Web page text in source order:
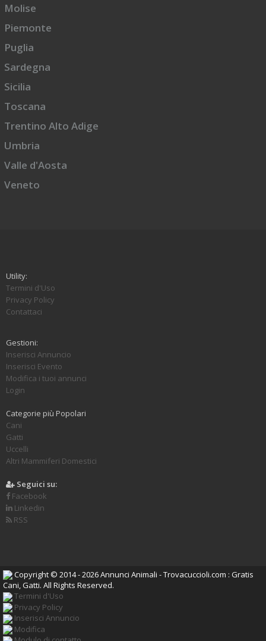
Molise
Piemonte
Puglia
Sardegna
Sicilia
Toscana
Trentino Alto Adige
Umbria
Valle d'Aosta
Veneto
Utility:
Termini d'Uso
Privacy Policy
Contattaci
Gestioni:
Inserisci Annuncio
Inserisci Evento
Modifica i tuoi annunci
Login
Categorie più Popolari
Cani
Gatti
Uccelli
Altri Mammiferi Domestici
Seguici su:
Facebook
Linkedin
RSS
Copyright © 2014 - 2026 Annunci Animali - Trovacuccioli.com : Gratis
Cani, Gatti. All Rights Reserved.
Termini d'Uso
Privacy Policy
Inserisci Annuncio
Modifica